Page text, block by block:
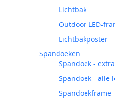
Lichtbak
Outdoor LED-
Lichtbakposter
Spandoeken
Spandoek -
Spandoek - alle
Spandoekframe